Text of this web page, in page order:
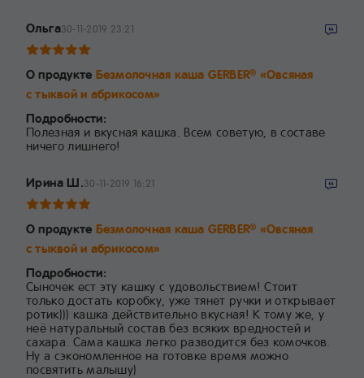
Ольга30-11-2019 23:21
О продукте Безмолочная каша GERBER® «Овсяная
с тыквой и абрикосом»
Подробности:
Полезная и вкусная кашка. Всем советую, в составе
ничего лишнего!
Ирина Ш.30-11-2019 16:21
О продукте Безмолочная каша GERBER® «Овсяная
с тыквой и абрикосом»
Подробности:
Сыночек ест эту кашку с удовольствием! Стоит
только достать коробку, уже тянет ручки и открывает
ротик))) кашка действительно вкусная! К тому же, у
неё натуральный состав без всяких вредностей и
сахара. Сама кашка легко разводится без комочков.
Ну а сэкономленное на готовке время можно
посвятить малышу)